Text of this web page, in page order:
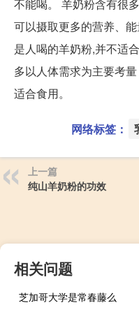
不能喝。 羊奶粉含有很
可以摄取更多的营养、
是人喝的羊奶粉,并不适
多以人体需求为主要考
适合食用。
网络标签：
上一篇
纯山羊奶粉的功效
相关问题
芝加哥大学是常春藤么